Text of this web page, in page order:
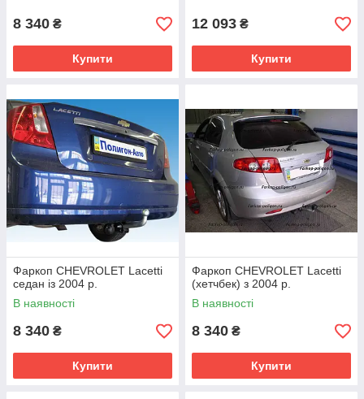
8 340 ₴
Купити
12 093 ₴
Купити
Фаркоп CHEVROLET Lacetti
седан із 2004 р.
В наявності
8 340 ₴
Купити
Фаркоп CHEVROLET Lacetti
(хетчбек) з 2004 р.
В наявності
8 340 ₴
Купити